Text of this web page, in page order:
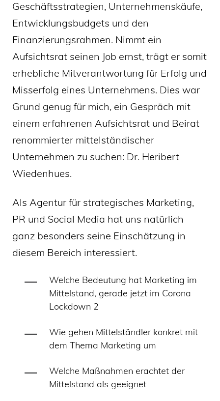
Geschäftsstrategien, Unternehmenskäufe,
Entwicklungsbudgets und den
Finanzierungsrahmen. Nimmt ein
Aufsichtsrat seinen Job ernst, trägt er somit
erhebliche Mitverantwortung für Erfolg und
Misserfolg eines Unternehmens. Dies war
Grund genug für mich, ein Gespräch mit
einem erfahrenen Aufsichtsrat und Beirat
renommierter mittelständischer
Unternehmen zu suchen: Dr. Heribert
Wiedenhues.
Als Agentur für strategisches Marketing,
PR und Social Media hat uns natürlich
ganz besonders seine Einschätzung in
diesem Bereich interessiert.
Welche Bedeutung hat Marketing im
Mittelstand, gerade jetzt im Corona
Lockdown 2
Wie gehen Mittelständler konkret mit
dem Thema Marketing um
Welche Maßnahmen erachtet der
Mittelstand als geeignet